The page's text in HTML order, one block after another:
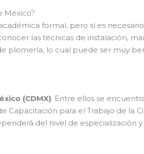
México?
formal, pero sí es
las técnicas de instalación,
plomería, lo cual puede ser muy
(CDMX). Entre ellos se
para el Trabajo de la
del nivel de especialización